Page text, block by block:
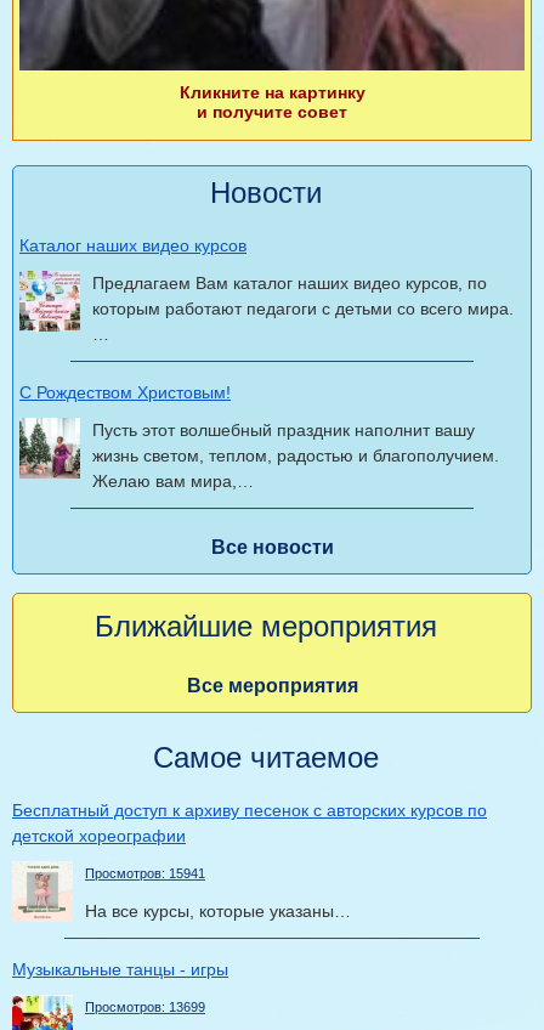
Кликните на картинку
и получите совет
Новости
Каталог наших видео курсов
Предлагаем Вам каталог наших видео курсов, по
которым работают педагоги с детьми со всего мира.
С Рождеством Христовым!
Пусть этот волшебный праздник наполнит вашу
жизнь светом, теплом, радостью и благополучием.
Желаю вам мира,…
Все новости
Ближайшие мероприятия
Все мероприятия
Самое читаемое
Бесплатный доступ к архиву песенок с авторских курсов по
детской хореографии
Просмотров: 15941
На все курсы, которые указаны…
Музыкальные танцы - игры
Просмотров: 13699